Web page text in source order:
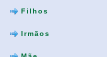
Filhos
Irmãos